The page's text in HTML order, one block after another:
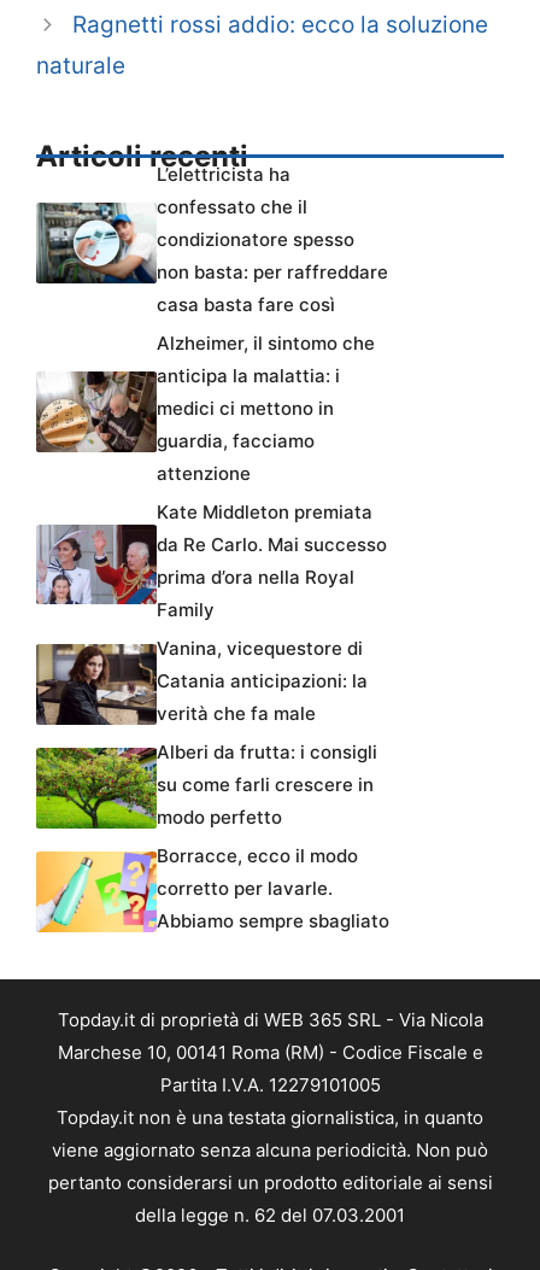
Ragnetti rossi addio: ecco la soluzione
naturale
Articoli recenti
L’elettricista ha
confessato che il
condizionatore spesso
non basta: per raffreddare
casa basta fare così
Alzheimer, il sintomo che
anticipa la malattia: i
medici ci mettono in
guardia, facciamo
attenzione
Kate Middleton premiata
da Re Carlo. Mai successo
prima d’ora nella Royal
Family
Vanina, vicequestore di
Catania anticipazioni: la
verità che fa male
Alberi da frutta: i consigli
su come farli crescere in
modo perfetto
Borracce, ecco il modo
corretto per lavarle.
Abbiamo sempre sbagliato
Topday.it di proprietà di WEB 365 SRL - Via Nicola
Marchese 10, 00141 Roma (RM) - Codice Fiscale e
Partita I.V.A. 12279101005
Topday.it non è una testata giornalistica, in quanto
viene aggiornato senza alcuna periodicità. Non può
pertanto considerarsi un prodotto editoriale ai sensi
della legge n. 62 del 07.03.2001